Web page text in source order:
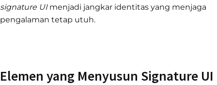
signature UImenjadi jangkar identitas yang menjaga
pengalaman tetap utuh.
Elemen yang Menyusun Signature UI